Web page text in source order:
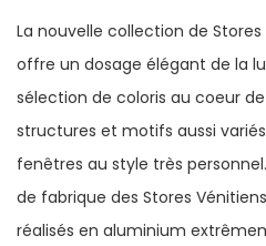
La nouvelle collection de
offre un dosage élégant de la
sélection de coloris au coeur
structures et motifs aussi
fenêtres au style très
de fabrique des Stores
réalisés en aluminium